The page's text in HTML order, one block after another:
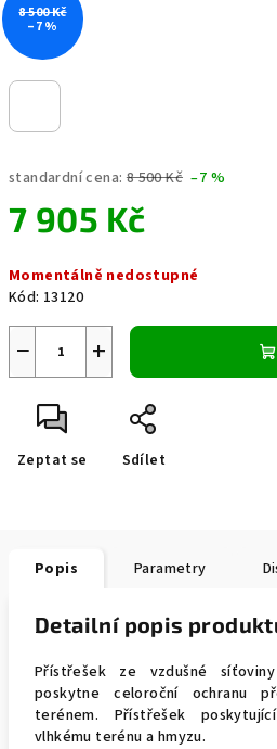
standardní cena: 8 500 Kč –7 %
7 905 Kč
cena:
Momentálně nedostupné
Kód: 13120
+
−
Zeptat se Sdílet
8 500 Kč
–7 %
Popis Parametry
Detailní popis
Přístřešek ze vzdušné
poskytne celoroční ochranu
terénem. Přístřešek
vlhkému terénu a hmyzu.